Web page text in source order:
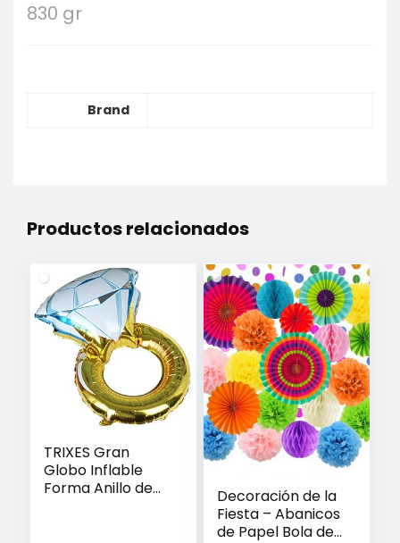
830 gr
Brand
Productos relacionados
TRIXES Gran
Globo Inflable
Forma Anillo de
Decoración de la
Fiesta – Abanicos
de Papel Bola de